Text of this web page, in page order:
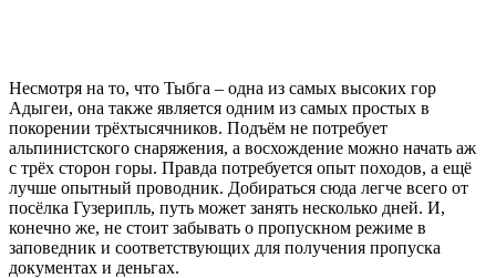
Несмотря на то, что Тыбга – одна из самых высоких гор
Адыгеи, она также является одним из самых простых в
покорении трёхтысячников. Подъём не потребует
альпинистского снаряжения, а восхождение можно начать аж
с трёх сторон горы. Правда потребуется опыт походов, а ещё
лучше опытный проводник. Добираться сюда легче всего от
посёлка Гузерипль, путь может занять несколько дней. И,
конечно же, не стоит забывать о пропускном режиме в
заповедник и соответствующих для получения пропуска
документах и деньгах.